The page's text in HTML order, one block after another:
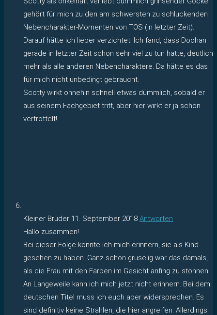
gehört für mich zu den am schwersten zu schluckenden
Nebencharakter-Momenten von TOS (in letzter Zeit).
Darauf hätte ich lieber verzichtet. Ich fand, dass Doohan
gerade in letzter Zeit schon sehr viel zu tun hatte, deutlich
mehr als alle anderen Nebencharaktere. Da hätte es das
für mich nicht unbedingt gebraucht.
Scotty wirkt ohnehin schnell etwas dümmlich, sobald er
aus seinem Fachgebiet tritt, aber hier wirkt er ja schon
vertrottelt!
Kleiner Bruder 11. September 2018 Antworten
Hallo zusammen!
Bei dieser Folge konnte ich mich erinnern, sie als Kind
gesehen zu haben. Ganz schön gruselig war das damals,
als die Frau mit den Farben im Gesicht anfing zu stöhnen.
An Langeweile kann ich mich jetzt nicht erinnern. Bei dem
deutschen Titel muss ich euch aber widersprechen. Es
sind definitiv keine Strahlen, die hier angreifen. Allerdings